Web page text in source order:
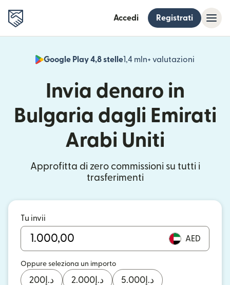
Accedi Registrati
Google Play 4,8 stelle1,4 mln+ valutazioni
Invia denaro in
Bulgaria dagli Emirati
Arabi Uniti
Approfitta di zero commissioni su tutti i
trasferimenti
Tu invii
AED
Oppure seleziona un importo
د.إ 200 د.إ 2.000 د.إ 5.000